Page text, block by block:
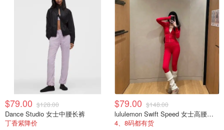
$79.00 $128.00
Dance Studio 女士中腰长裤
丁香紫降价
$79.00 $148.00
lululemon Swift Speed 女士高腰紧身裤
4、8码都有货